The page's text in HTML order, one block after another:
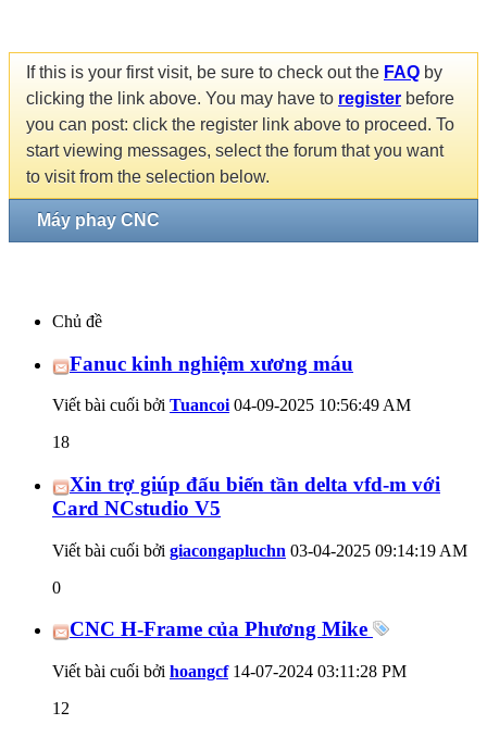
If this is your first visit, be sure to check out the FAQ by
clicking the link above. You may have to register before
you can post: click the register link above to proceed. To
start viewing messages, select the forum that you want
to visit from the selection below.
Máy phay CNC
Chủ đề
Fanuc kinh nghiệm xương máu
Viết bài cuối bởi Tuancoi 04-09-2025 10:56:49 AM
18
Xin trợ giúp đấu biến tần delta vfd-m với
Card NCstudio V5
Viết bài cuối bởi giacongapluchn 03-04-2025 09:14:19 AM
0
CNC H-Frame của Phương Mike
Viết bài cuối bởi hoangcf14-07-2024 03:11:28 PM
12